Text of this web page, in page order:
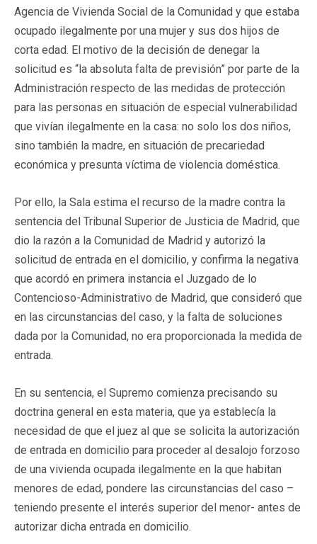
Agencia de Vivienda Social de la Comunidad y que estaba
ocupado ilegalmente por una mujer y sus dos hijos de
corta edad. El motivo de la decisión de denegar la
solicitud es “la absoluta falta de previsión” por parte de la
Administración respecto de las medidas de protección
para las personas en situación de especial vulnerabilidad
que vivían ilegalmente en la casa: no solo los dos niños,
sino también la madre, en situación de precariedad
económica y presunta víctima de violencia doméstica.
Por ello, la Sala estima el recurso de la madre contra la
sentencia del Tribunal Superior de Justicia de Madrid, que
dio la razón a la Comunidad de Madrid y autorizó la
solicitud de entrada en el domicilio, y confirma la negativa
que acordó en primera instancia el Juzgado de lo
Contencioso-Administrativo de Madrid, que consideró que
en las circunstancias del caso, y la falta de soluciones
dada por la Comunidad, no era proporcionada la medida de
entrada.
En su sentencia, el Supremo comienza precisando su
doctrina general en esta materia, que ya establecía la
necesidad de que el juez al que se solicita la autorización
de entrada en domicilio para proceder al desalojo forzoso
de una vivienda ocupada ilegalmente en la que habitan
menores de edad, pondere las circunstancias del caso –
teniendo presente el interés superior del menor- antes de
autorizar dicha entrada en domicilio.